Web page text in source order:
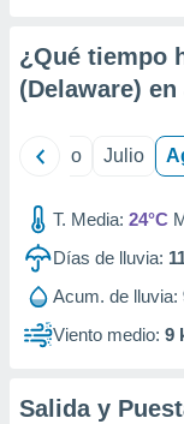
e
mediante
publicidad
publicidad
de
1199
¿Qué tiempo
(Delaware) en
Junio Julio
T. Media: 24°C
Días de lluvia:
Acum. de lluvia:
Viento medio: 9
Salida y